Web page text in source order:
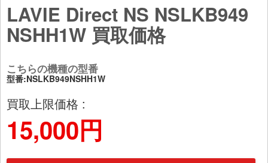
LAVIE Direct NS NSLKB949
NSHH1W 買取価格
こちらの機種の型番
型番:NSLKB949NSHH1W
買取上限価格 :
15,000円